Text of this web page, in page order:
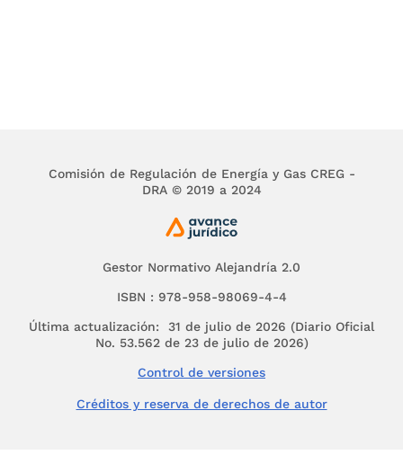
de que hagan parte las zonas necesarias para
en cada propiedad.
ARTICULO 3o. La anchura mínima de la zona
metros a cada lado del eje de la vía, o sea de
sesenta (60) metros en total.
PARÁGRAFO.Para la construcción de estaciones,
campamentos, apartaderos y otras anexidades
Gestor Normativo Alejandría 2.0
ISBN : 978-958-98069-4-4
Última actualización: 31 de julio de 2026 (Diario Oficial
No. 53.562 de 23 de julio de 2026)
Control de versiones
Créditos y reserva de derechos de autor
Comisión de Regulación de Energía y Gas CREG -
DRA © 2019 a 2024